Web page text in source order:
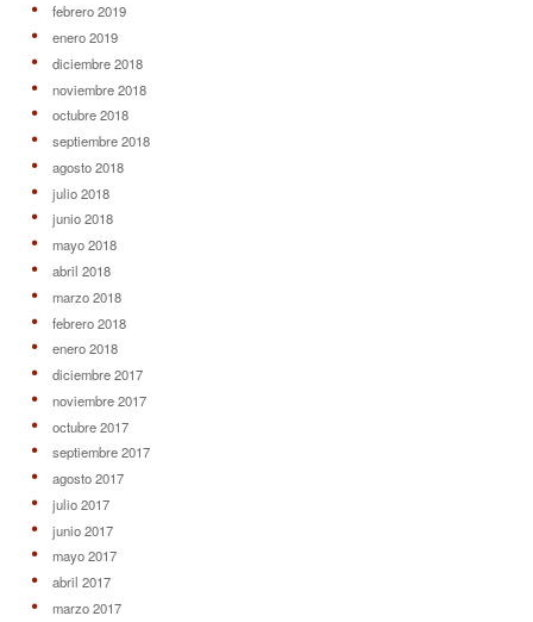
febrero 2019
enero 2019
diciembre 2018
noviembre 2018
octubre 2018
septiembre 2018
agosto 2018
julio 2018
junio 2018
mayo 2018
abril 2018
marzo 2018
febrero 2018
enero 2018
diciembre 2017
noviembre 2017
octubre 2017
septiembre 2017
agosto 2017
julio 2017
junio 2017
mayo 2017
abril 2017
marzo 2017